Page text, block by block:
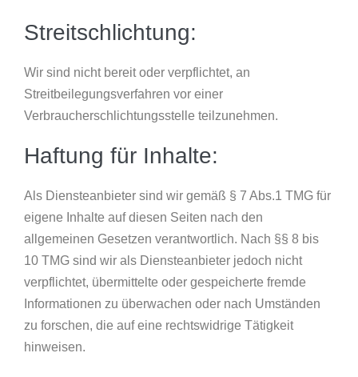
Streitschlichtung:
Wir sind nicht bereit oder verpflichtet, an
Streitbeilegungsverfahren vor einer
Verbraucherschlichtungsstelle teilzunehmen.
Haftung für Inhalte:
Als Diensteanbieter sind wir gemäß § 7 Abs.1 TMG für
eigene Inhalte auf diesen Seiten nach den
allgemeinen Gesetzen verantwortlich. Nach §§ 8 bis
10 TMG sind wir als Diensteanbieter jedoch nicht
verpflichtet, übermittelte oder gespeicherte fremde
Informationen zu überwachen oder nach Umständen
zu forschen, die auf eine rechtswidrige Tätigkeit
hinweisen.